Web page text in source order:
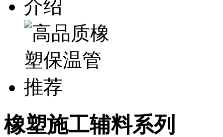
橡塑施工辅料系列